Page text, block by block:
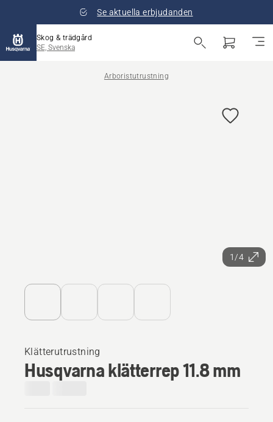
Se aktuella erbjudanden
Skog & trädgård
SE, Svenska
Arboristutrustning
1/4
Klätterutrustning
Husqvarna klätterrep 11.8 mm